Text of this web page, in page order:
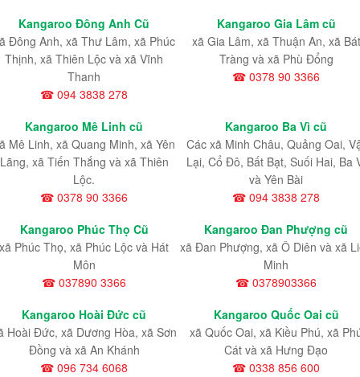
Kangaroo Đông Anh Cũ
Đông Anh, xã Thư Lâm, xã Phúc
Thịnh, xã Thiên Lộc và xã Vĩnh
Thanh
☎ 094 3838 278
Kangaroo Gia Lâm cũ
xã Gia Lâm, xã Thuận An, xã Bát
Tràng và xã Phù Đổng
☎ 0378 90 3366
Kangaroo Mê Linh cũ
Mê Linh, xã Quang Minh, xã Yên
Lãng, xã Tiến Thắng và xã Thiên
Lộc.
☎ 0378 90 3366
Kangaroo Ba Vì cũ
Các xã Minh Châu, Quảng Oai,
Lại, Cổ Đô, Bất Bạt, Suối Hai, Ba
và Yên Bài
☎ 094 3838 278
Kangaroo Phúc Thọ Cũ
xã Phúc Thọ, xã Phúc Lộc và Hát
Môn
☎ 037890 3366
Kangaroo Đan Phượng cũ
xã Đan Phượng, xã Ô Diên và xã
Minh
☎ 0378903366
Kangaroo Hoài Đức cũ
Hoài Đức, xã Dương Hòa, xã Sơn
Đồng và xã An Khánh
☎ 096 734 6068
Kangaroo Quốc Oai cũ
xã Quốc Oai, xã Kiều Phú, xã
Cát và xã Hưng Đạo
☎ 0338 856 600